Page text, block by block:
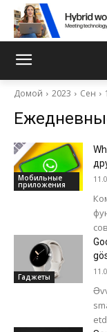
Домой 2023 Сен
Мобильные
приложения
Гаджеты